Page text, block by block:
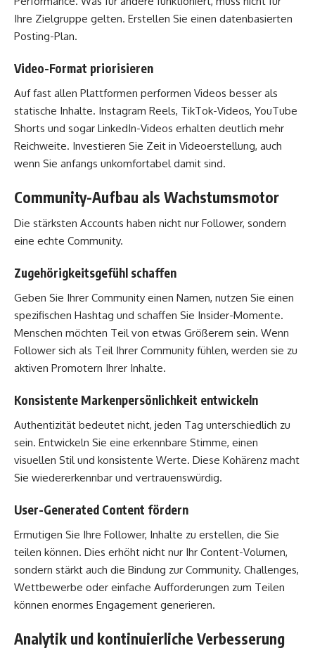
Ihre Zielgruppe gelten. Erstellen Sie einen datenbasierten
Posting-Plan.
Video-Format priorisieren
Auf fast allen Plattformen performen Videos besser als
statische Inhalte. Instagram Reels, TikTok-Videos, YouTube
Shorts und sogar LinkedIn-Videos erhalten deutlich mehr
Reichweite. Investieren Sie Zeit in Videoerstellung, auch
wenn Sie anfangs unkomfortabel damit sind.
Community-Aufbau als Wachstumsmotor
Die stärksten Accounts haben nicht nur Follower, sondern
eine echte Community.
Zugehörigkeitsgefühl schaffen
Geben Sie Ihrer Community einen Namen, nutzen Sie einen
spezifischen Hashtag und schaffen Sie Insider-Momente.
Menschen möchten Teil von etwas Größerem sein. Wenn
Follower sich als Teil Ihrer Community fühlen, werden sie zu
aktiven Promotern Ihrer Inhalte.
Konsistente Markenpersönlichkeit entwickeln
Authentizität bedeutet nicht, jeden Tag unterschiedlich zu
sein. Entwickeln Sie eine erkennbare Stimme, einen
visuellen Stil und konsistente Werte. Diese Kohärenz macht
Sie wiedererkennbar und vertrauenswürdig.
User-Generated Content fördern
Ermutigen Sie Ihre Follower, Inhalte zu erstellen, die Sie
teilen können. Dies erhöht nicht nur Ihr Content-Volumen,
sondern stärkt auch die Bindung zur Community. Challenges,
Wettbewerbe oder einfache Aufforderungen zum Teilen
können enormes Engagement generieren.
Analytik und kontinuierliche Verbesserung